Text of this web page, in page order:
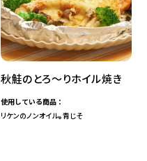
秋鮭のとろ～りホイル焼き
使用している商品：
リケンのノンオイル®青じそ